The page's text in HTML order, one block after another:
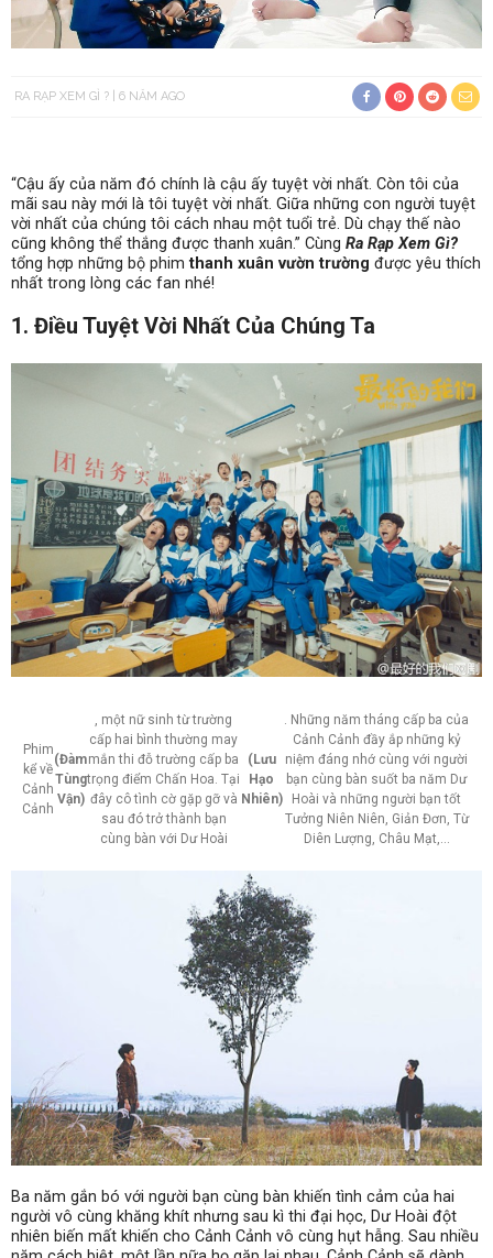
RA RẠP XEM GÌ ? 6 NĂM AGO
“Cậu ấy của năm đó chính là cậu ấy tuyệt vời nhất. Còn tôi của
mãi sau này mới là tôi tuyệt vời nhất. Giữa những con người tuyệt
vời nhất của chúng tôi cách nhau một tuổi trẻ. Dù chạy thế nào
cũng không thể thắng được thanh xuân.” Cùng Ra Rạp Xem Gì?
tổng hợp những bộ phimthanh xuân vườn trường được yêu thích
nhất trong lòng các fan nhé!
1. Điều Tuyệt Vời Nhất Của Chúng Ta
Phim
kể về
Cảnh
Cảnh
(Đàm
Tùng
Vận)
, một nữ sinh từ trường
cấp hai bình thường may
mắn thi đỗ trường cấp ba
trọng điểm Chấn Hoa. Tại
đây cô tình cờ gặp gỡ và
sau đó trở thành bạn
cùng bàn với Dư Hoài
(Lưu
Hạo
Nhiên)
. Những năm tháng cấp ba của
Cảnh Cảnh đầy ắp những kỷ
niệm đáng nhớ cùng với người
bạn cùng bàn suốt ba năm Dư
Hoài và những người bạn tốt
Tưởng Niên Niên, Giản Đơn, Từ
Diên Lượng, Châu Mạt,…
Ba năm gắn bó với người bạn cùng bàn khiến tình cảm của hai
người vô cùng khăng khít nhưng sau kì thi đại học, Dư Hoài đột
nhiên biến mất khiến cho Cảnh Cảnh vô cùng hụt hẫng. Sau nhiều